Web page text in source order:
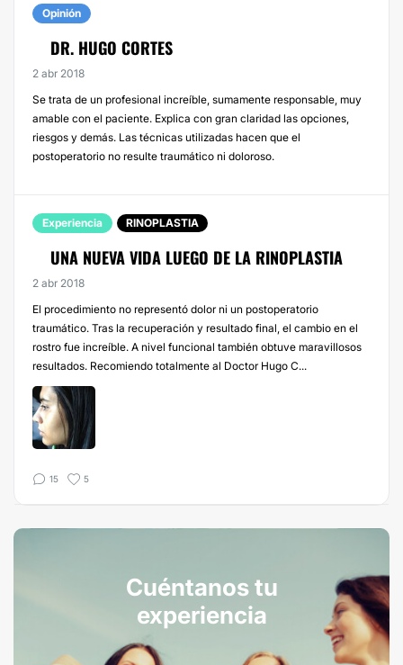
Opinión
DR. HUGO CORTES
2 abr 2018
Se trata de un profesional increíble, sumamente responsable, muy
amable con el paciente. Explica con gran claridad las opciones,
riesgos y demás. Las técnicas utilizadas hacen que el
postoperatorio no resulte traumático ni doloroso.
Experiencia RINOPLASTIA
UNA NUEVA VIDA LUEGO DE LA RINOPLASTIA
2 abr 2018
El procedimiento no representó dolor ni un postoperatorio
traumático. Tras la recuperación y resultado final, el cambio en el
rostro fue increíble. A nivel funcional también obtuve maravillosos
resultados. Recomiendo totalmente al Doctor Hugo C...
15 5
Cuéntanos tu
experiencia